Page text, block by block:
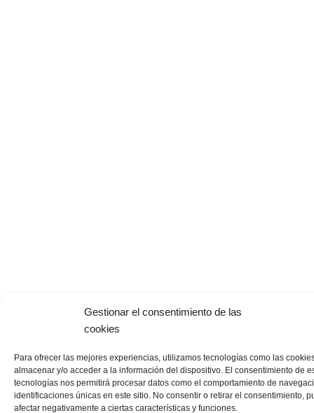
Gestionar el consentimiento de las
cookies
Para ofrecer las mejores experiencias, utilizamos tecnologías como las
almacenar y/o acceder a la información del dispositivo. El consentimiento de
tecnologías nos permitirá procesar datos como el comportamiento de
identificaciones únicas en este sitio. No consentir o retirar el consentimiento,
afectar negativamente a ciertas características y funciones.